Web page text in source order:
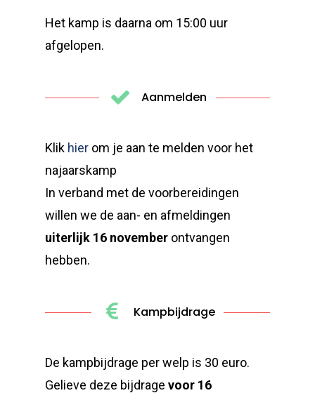
Het kamp is daarna om 15:00 uur
afgelopen.
Aanmelden
Klik hier om je aan te melden voor het
najaarskamp
In verband met de voorbereidingen
willen we de aan- en afmeldingen
uiterlijk 16 november ontvangen
hebben.
Kampbijdrage
De kampbijdrage per welp is 30 euro.
Gelieve deze bijdragevoor 16